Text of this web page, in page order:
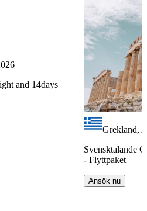
and 14days
Grekland,
Svensktalande
- Flyttpaket
Ansök nu